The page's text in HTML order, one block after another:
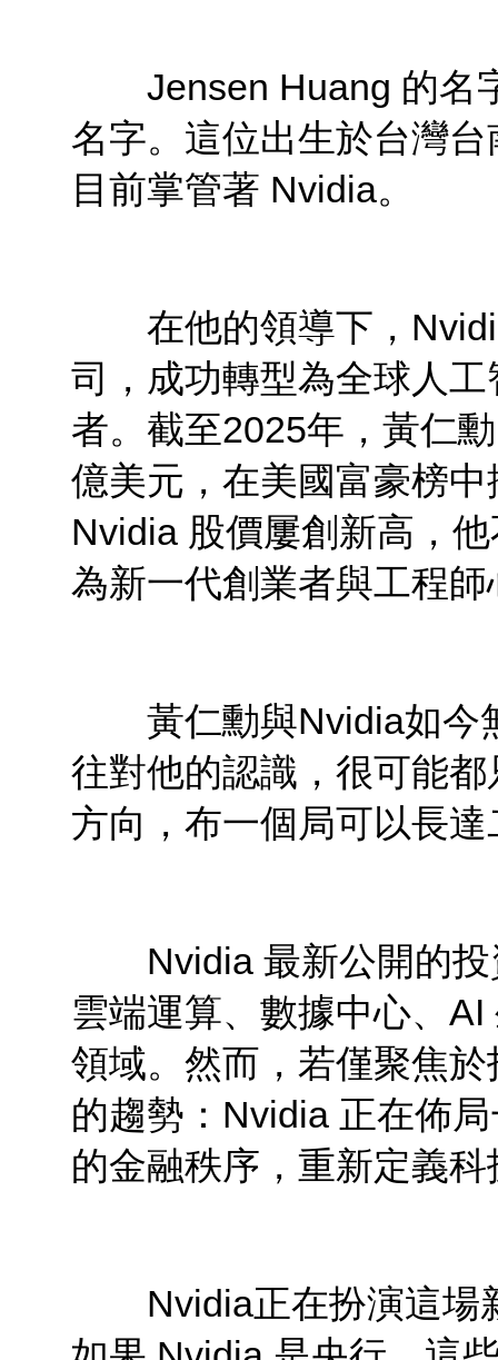
Jensen Huang 的名
名字。這位出生於台灣
目前掌管著 Nvidia。
在他的領導下，
司，成功轉型為全球人
者。截至2025年，黃仁
億美元，在美國富豪榜
Nvidia 股價屢創新高，
為新一代創業者與工程
黃仁勳與Nvidia如今
往對他的認識，很可能
方向，布一個局可以長
Nvidia 最新公開的投
雲端運算、數據中心、
領域。然而，若僅聚焦
的趨勢：Nvidia 正在佈
的金融秩序，重新定義
Nvidia正在扮演這場